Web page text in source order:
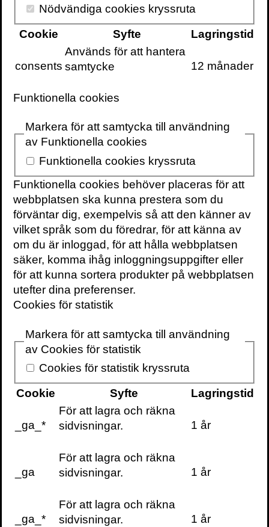
expertkoordinator vid Centrum för
hälsokriser på Karolinska Institutet,
ledamot i
Ingenjörsvetenskapsakademien (IVA),
författare och en efterfrågad
föreläsare.
Som statssekreterare på
Socialdepartementet ledde Maja Fjaestad
departementet och dess organisation,
enhetschefer och generaldirektörer under
den svenska hanteringen av
coronapandemin. Lärdomarna från detta
historiska skeende berättar hon om
ibokenMitt i krisen: Beredskap och
ledarskap i skarpt läge(2024), skriven
tillsammans med Finansdepartementets
dåvarande statssekreterare Emma
Lennartsson.
över besluten: vad alla borde veta om
algoritmer i offentlig sektor
Maja Fjaestad tillsammans med
tongivande författare om hur AI får
avgörande betydelse för samhällets
medborgare och vår gemensamma stat.
expertkunskap inom områdena teknik och
vetenskap, digitaliserings effekter på
sektor och hälso- och sjukvårdspolitik.
Nödvändiga cookies kryssruta
Cookie
Syfte Lagringstid
consents
Används för att hantera
samtycke
12 månader
Funktionella cookies
Markera för att samtycka till användning
av Funktionella cookies
Funktionella cookies kryssruta
Funktionella cookies behöver placeras för att
webbplatsen ska kunna prestera som du
förväntar dig, exempelvis så att den känner av
vilket språk som du föredrar, för att känna av
om du är inloggad, för att hålla webbplatsen
säker, komma ihåg inloggningsuppgifter eller
för att kunna sortera produkter på webbplatsen
utefter dina preferenser.
Cookies för statistik
Markera för att samtycka till användning
av Cookies för statistik
Cookies för statistik kryssruta
Cookie
Syfte Lagringstid
_ga_*
För att lagra och räkna
sidvisningar.
1 år
_ga
För att lagra och räkna
sidvisningar.
1 år
_ga_*
För att lagra och räkna
sidvisningar.
1 år